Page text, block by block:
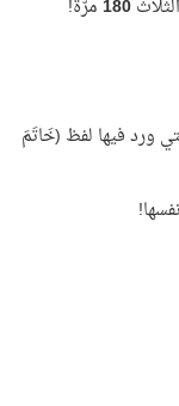
مرّة!
ورد فيها لفظ (خَاتَمَ